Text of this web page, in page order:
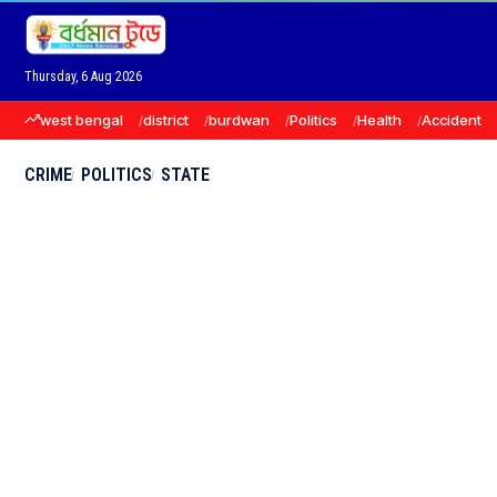
Thursday, 6 Aug 2026
west bengal district burdwan Politics Health Accident
CRIME POLITICS STATE